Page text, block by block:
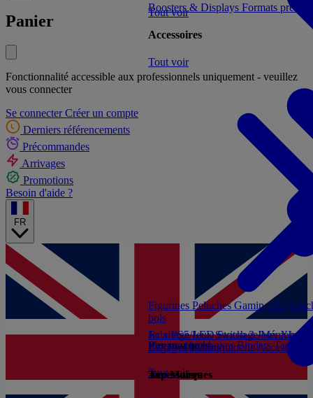
Panier
Fonctionnalité accessible aux professionnels uniquement - veuillez
vous connecter
Se connecter Créer un compte
Derniers référencements
Précommandes
Arrivages
Promotions
Besoin d'aide ?
FR
Figurines PeluchesGaming High-
bols
Par marques
Tout voir
Jeux PS5Jeux Switch 2Jeux Xbox
Livres et Guides
Accessoires
Tout voir
Boosters & Displays Formats prêts
Accessoires
Tout voir
SleevesDeckboxesBindersTapis
Eclairage/LEDStockage/Mémoire
Bagagerie/MaroquinerieAccessoires
Top Marques